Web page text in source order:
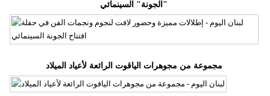
"الجونة" السينمائي
مجموعة من مجوهرات الياقوت الرائعة لأعياد الميلاد